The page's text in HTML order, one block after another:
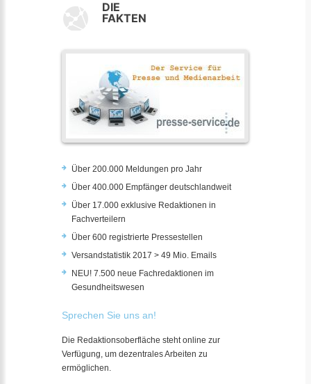
DIE
FAKTEN
Über 200.000 Meldungen pro Jahr
Über 400.000 Empfänger deutschlandweit
Über 17.000 exklusive Redaktionen in
Fachverteilern
Über 600 registrierte Pressestellen
Versandstatistik 2017 > 49 Mio. Emails
NEU! 7.500 neue Fachredaktionen im
Gesundheitswesen
Sprechen Sie uns an!
Die Redaktionsoberfläche steht online zur
Verfügung, um dezentrales Arbeiten zu
ermöglichen.